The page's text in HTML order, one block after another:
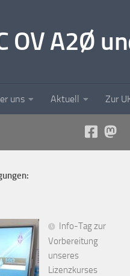
OV A2Ø
uns Aktuell Zur
Info-Tag zur
Vorbereitung
unseres
Lizenzkurses